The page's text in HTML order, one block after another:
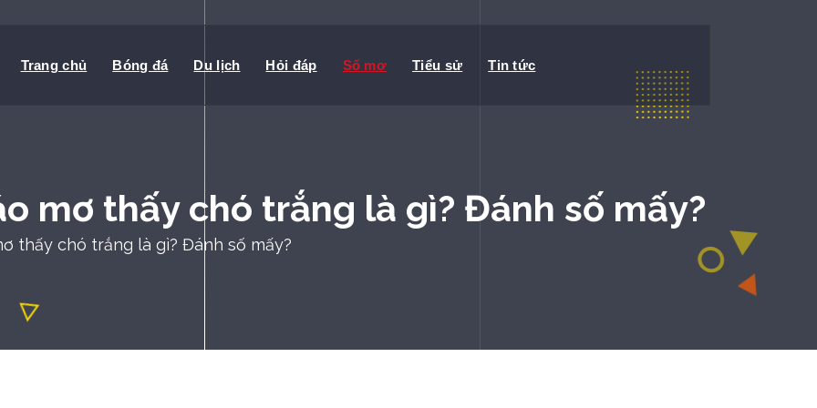
Trang chủ Bóng đá Du lịch Hỏi đáp Sổ mơ Tiểu sử Tin tức
mơ thấy chó trắng là gì? Đánh số mấy?
thấy chó trắng là gì? Đánh số mấy?